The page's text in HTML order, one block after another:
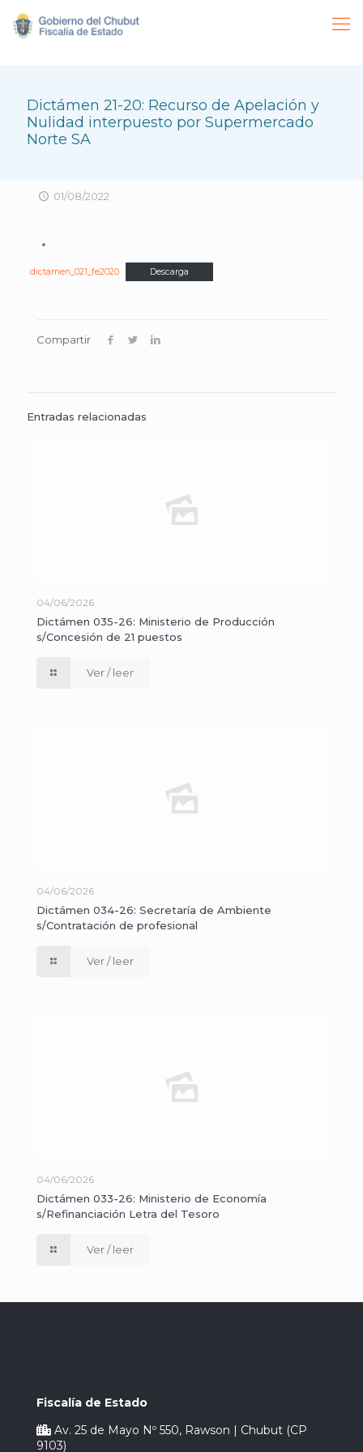
Dictámen 21-20: Recurso de Apelación y
Nulidad interpuesto por Supermercado
Norte SA
01/08/2022
dictamen_021_fe2020 Descarga
Compartir
Entradas relacionadas
04/06/2026
Dictámen 035-26: Ministerio de Producción
s/Concesión de 21 puestos
Ver / leer
04/06/2026
Dictámen 034-26: Secretaría de Ambiente
s/Contratación de profesional
Ver / leer
04/06/2026
Dictámen 033-26: Ministerio de Economía
s/Refinanciación Letra del Tesoro
Ver / leer
Fiscalía de Estado
Av. 25 de Mayo Nº 550, Rawson | Chubut (CP
9103)